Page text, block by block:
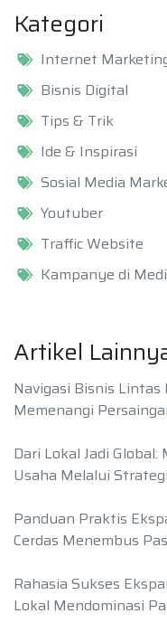
Kategori
Internet
Bisnis Digital
Tips & Trik
Ide & Inspirasi
Sosial Media
Youtuber
Traffic Website
Kampanye di
Artikel
Navigasi Bisnis Lintas
Memenangi
Dari Lokal Jadi
Usaha Melalui
Panduan Praktis
Cerdas Menembus
Rahasia Sukses
Lokal Mendominasi